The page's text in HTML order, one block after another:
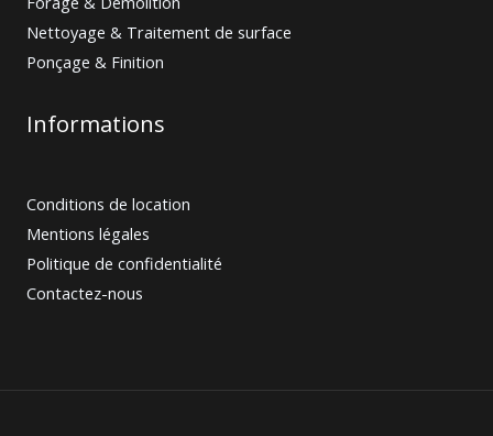
Nettoyage & Traitement de surface
Ponçage & Finition
Informations
Conditions de location
Mentions légales
Politique de confidentialité
Contactez-nous